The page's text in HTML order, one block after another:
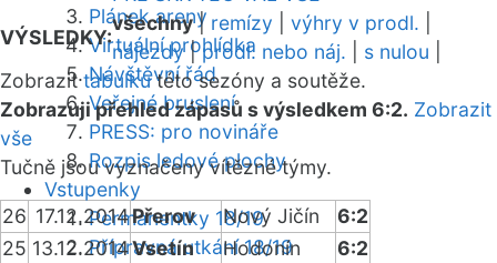
Plánek areny
Virtuální prohlídka
Návštěvní řád
Veřejné bruslení
PRESS: pro novináře
Rozpis ledové plochy
Vstupenky
Permanentky 18/19
Přípravná utkání 18/19
VÝSLEDKY:
všechny| remízy výhry v prodl.
nájezdy|prodl. nebo náj. s nulou
Zobrazittabulkutéto sezóny a soutěže.
Zobrazuji přehled zápasů s výsledkem 6:2. Zobrazit
vše
Tučně jsou vyznačeny vítězné týmy.
26 17.12.2014Přerov Nový Jičín
6:2
25 13.12.2014Vsetín Hodonín
6:2